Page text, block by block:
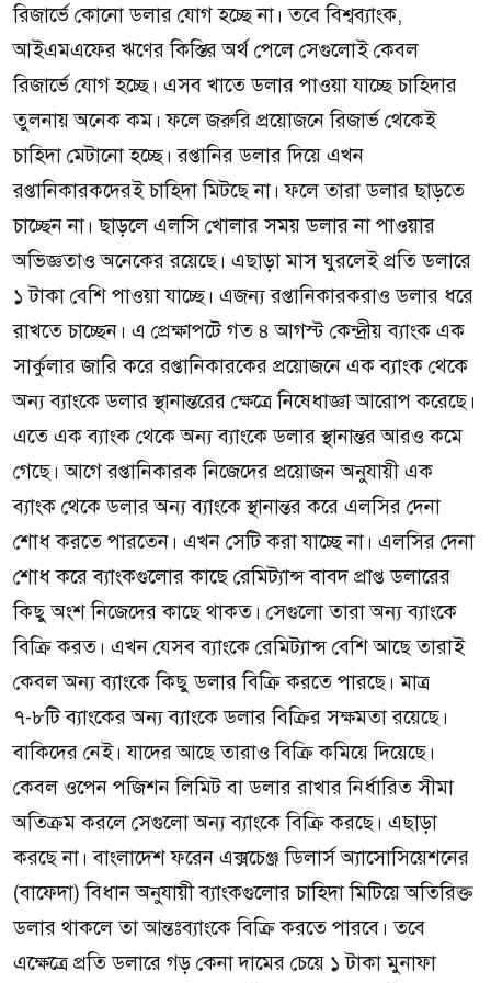
রিজার্ভে কোনো ডলার যোগ হচ্ছে না। তবে বিশ্বব্যাংক,
আইএমএফের ঋণের কিস্তির অর্থ পেলে সেগুলোই কেবল
রিজার্ভে যোগ হচ্ছে। এসব খাতে ডলার পাওয়া যাচ্ছে চাহিদার
তুলনায় অনেক কম। ফলে জরুরি প্রয়োজনে রিজার্ভ থেকেই
চাহিদা মেটানো হচ্ছে। রপ্তানির ডলার দিয়ে এখন
রপ্তানিকারকদেরই চাহিদা মিটছে না। ফলে তারা ডলার ছাড়তে
চাচ্ছেন না। ছাড়লে এলসি খোলার সময় ডলার না পাওয়ার
অভিজ্ঞতাও অনেকের রয়েছে। এছাড়া মাস ঘুরলেই প্রতি ডলারে
১ টাকা বেশি পাওয়া যাচ্ছে। এজন্য রপ্তানিকারকরাও ডলার ধরে
রাখতে চাচ্ছেন। এ প্রেক্ষাপটে গত ৪ আগস্ট কেন্দ্রীয় ব্যাংক এক
সার্কুলার জারি করে রপ্তানিকারকের প্রয়োজনে এক ব্যাংক থেকে
অন্য ব্যাংকে ডলার স্থানান্তরের ক্ষেত্রে নিষেধাজ্ঞা আরোপ করেছে।
এতে এক ব্যাংক থেকে অন্য ব্যাংকে ডলার স্থানান্তর আরও কমে
গেছে। আগে রপ্তানিকারক নিজেদের প্রয়োজন অনুযায়ী এক
ব্যাংক থেকে ডলার অন্য ব্যাংকে স্থানান্তর করে এলসির দেনা
শোধ করতে পারতেন। এখন সেটি করা যাচ্ছে না। এলসির দেনা
শোধ করে ব্যাংকগুলোর কাছে রেমিট্যান্স বাবদ প্রাপ্ত ডলারের
কিছু অংশ নিজেদের কাছে থাকত। সেগুলো তারা অন্য ব্যাংকে
বিক্রি করত। এখন যেসব ব্যাংকে রেমিট্যান্স বেশি আছে তারাই
কেবল অন্য ব্যাংকে কিছু ডলার বিক্রি করতে পারছে। মাত্র
৭-৮টি ব্যাংকের অন্য ব্যাংকে ডলার বিক্রির সক্ষমতা রয়েছে।
বাকিদের নেই। যাদের আছে তারাও বিক্রি কমিয়ে দিয়েছে।
কেবল ওপেন পজিশন লিমিট বা ডলার রাখার নির্ধারিত সীমা
অতিক্রম করলে সেগুলো অন্য ব্যাংকে বিক্রি করছে। এছাড়া
করছে না। বাংলাদেশ ফরেন এক্সচেঞ্জ ডিলার্স অ্যাসোসিয়েশনের
(বাফেদা) বিধান অনুযায়ী ব্যাংকগুলোর চাহিদা মিটিয়ে অতিরিক্ত
ডলার থাকলে তা আন্তঃব্যাংকে বিক্রি করতে পারবে। তবে
এক্ষেত্রে প্রতি ডলারে গড় কেনা দামের চেয়ে ১ টাকা মুনাফা